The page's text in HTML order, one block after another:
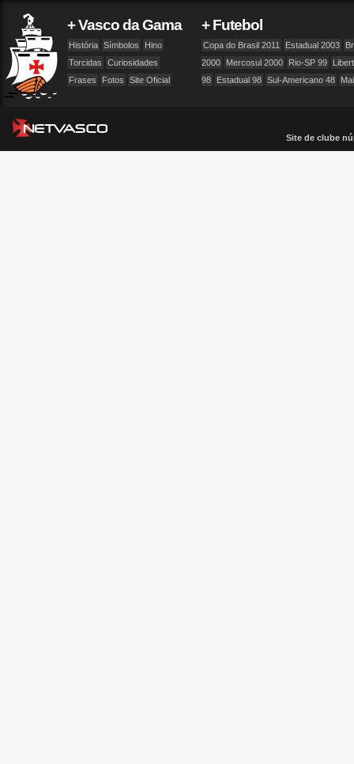
+ Vasco da Gama
História Símbolos
Hino
Torcidas
Curiosidades
Frases
Fotos Site Oficial
+ Futebol
Copa do Brasil 2011 Estadual 2003
2000
Mercosul 2000 Rio-SP 99
98
Estadual 98 Sul-Americano 48
Site de clube